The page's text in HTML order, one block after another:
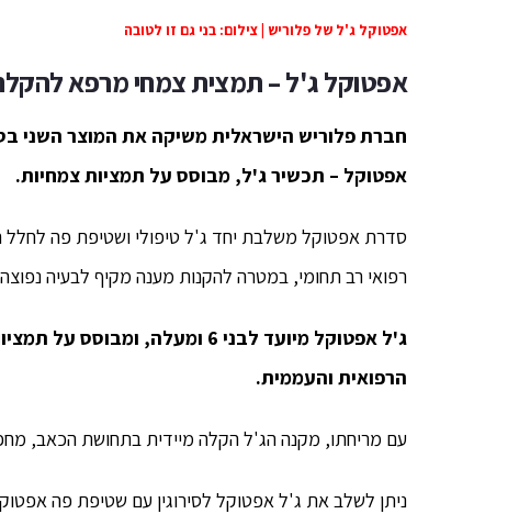
אפטוקל ג'ל של פלוריש | צילום: בני גם זו לטובה
אפטוקל ג'ל – תמצית צמחי מרפא
חברת פלוריש הישראלית משיקה את המוצר השני
אפטוקל – תכשיר ג'ל, מבוסס על תמציות צמחיות.
סדרת אפטוקל משלבת יחד ג'ל טיפולי ושטיפת פה לחלל
רפואי רב תחומי, במטרה להקנות מענה מקיף לבעיה נפוצה
ג'ל אפטוקל מיועד לבני 6
הרפואית והעממית.
עם מריחתו, מקנה הג'ל הקלה מיידית בתחושת הכאב,
ניתן לשלב את ג'ל אפטוקל לסירוגין עם שטיפת פה